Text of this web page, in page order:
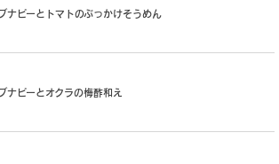
ナピーとトマトのぶっかけそうめん
ナピーとオクラの梅酢和え